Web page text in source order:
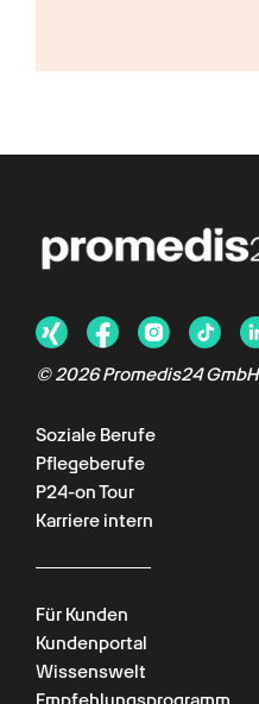
©2026Promedis24 GmbH
Soziale Berufe
Pflegeberufe
P24-on Tour
Karriere intern
Für Kunden
Kundenportal
Wissenswelt